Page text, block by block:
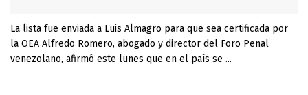
La lista fue enviada a Luis Almagro para que sea certificada por
la OEA Alfredo Romero, abogado y director del Foro Penal
venezolano, afirmó este lunes que en el país se ...